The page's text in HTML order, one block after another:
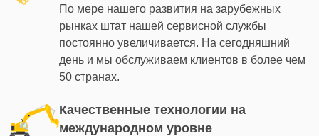
По мере нашего развития на зарубежных
рынках штат нашей сервисной службы
постоянно увеличивается. На сегодняшний
день и мы обслуживаем клиентов в более чем
50 странах.
Качественные технологии на
международном уровне